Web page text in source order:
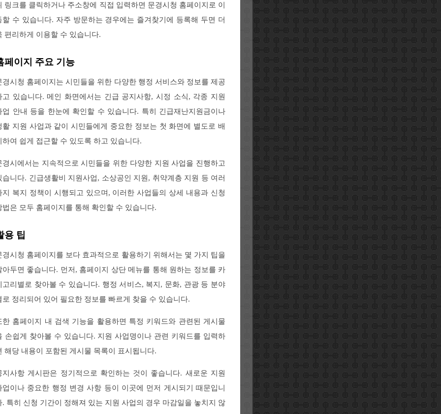
링크를 클릭하거나 주소창에 직접 입력하면 문경시청 홈페이지로 이
할 수 있습니다. 자주 방문하는 경우에는 즐겨찾기에 등록해 두면 더
편리하게 이용할 수 있습니다.
페이지 주요 기능
경시청 홈페이지는 시민들을 위한 다양한 행정 서비스와 정보를 제공
고 있습니다. 메인 화면에서는 긴급 공지사항, 시정 소식, 각종 지원
업 안내 등을 한눈에 확인할 수 있습니다. 특히 긴급재난지원금이나
활 지원 사업과 같이 시민들에게 중요한 정보는 첫 화면에 별도로 배
하여 쉽게 접근할 수 있도록 하고 있습니다.
경시에서는 지속적으로 시민들을 위한 다양한 지원 사업을 진행하고
습니다. 긴급생활비 지원사업, 소상공인 지원, 취약계층 지원 등 여러
지 복지 정책이 시행되고 있으며, 이러한 사업들의 상세 내용과 신청
법은 모두 홈페이지를 통해 확인할 수 있습니다.
용 팁
경시청 홈페이지를 보다 효과적으로 활용하기 위해서는 몇 가지 팁을
아두면 좋습니다. 먼저, 홈페이지 상단 메뉴를 통해 원하는 정보를 카
고리별로 찾아볼 수 있습니다. 행정 서비스, 복지, 문화, 관광 등 분야
로 정리되어 있어 필요한 정보를 빠르게 찾을 수 있습니다.
한 홈페이지 내 검색 기능을 활용하면 특정 키워드와 관련된 게시물
손쉽게 찾아볼 수 있습니다. 지원 사업명이나 관련 키워드를 입력하
해당 내용이 포함된 게시물 목록이 표시됩니다.
지사항 게시판은 정기적으로 확인하는 것이 좋습니다. 새로운 지원
업이나 중요한 행정 변경 사항 등이 이곳에 먼저 게시되기 때문입니
. 특히 신청 기간이 정해져 있는 지원 사업의 경우 마감일을 놓치지 않